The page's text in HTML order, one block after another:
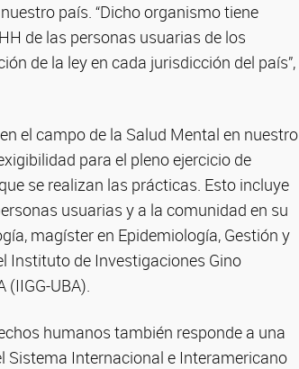
país. “Dicho organismo tiene
de las personas usuarias de los
de la ley en cada jurisdicción del país”,
el campo de la Salud Mental en nuestro
para el pleno ejercicio de
se realizan las prácticas. Esto incluye
usuarias y a la comunidad en su
magíster en Epidemiología, Gestión y
Instituto de Investigaciones Gino
(IIGG-UBA).
humanos también responde a una
Internacional e Interamericano